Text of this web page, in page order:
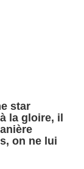
star
la gloire, il
on ne lui